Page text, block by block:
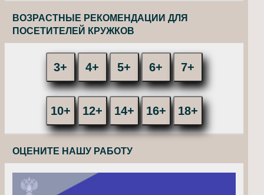
ВОЗРАСТНЫЕ РЕКОМЕНДАЦИИ ДЛЯ
ПОСЕТИТЕЛЕЙ КРУЖКОВ
3+ 4+ 5+ 6+ 7+
10+ 12+ 14+ 16+ 18+
ОЦЕНИТЕ НАШУ РАБОТУ